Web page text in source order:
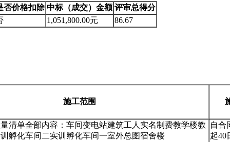
否价格扣除 中标（成交）金额 评审总得分
1,051,800.00元
86.67
施工范围
清单全部内容：车间变电站建筑工人实名制费教学楼教
孵化车间二实训孵化车间一室外总图宿舍楼
自合
起40